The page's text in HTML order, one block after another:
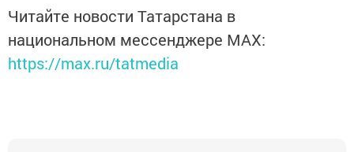
Читайте новости Татарстана в
национальном мессенджере MАХ:
https://max.ru/tatmedia